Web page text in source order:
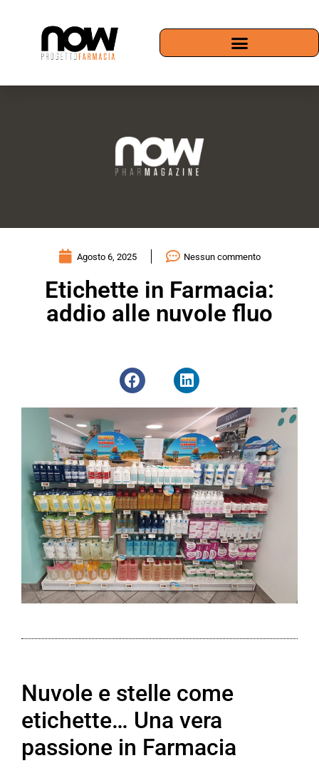
Agosto 6, 2025 Nessun commento
Etichette in Farmacia:
addio alle nuvole fluo
Nuvole e stelle come
etichette… Una vera
passione in Farmacia